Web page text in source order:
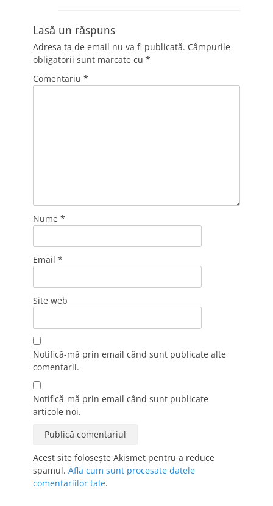
Lasă un răspuns
Adresa ta de email nu va fi publicată. Câmpurile
obligatorii sunt marcate cu *
Comentariu *
Nume *
Email *
Site web
Notifică-mă prin email când sunt publicate alte
comentarii.
Notifică-mă prin email când sunt publicate
articole noi.
Acest site folosește Akismet pentru a reduce
spamul. Află cum sunt procesate datele
comentariilor tale.